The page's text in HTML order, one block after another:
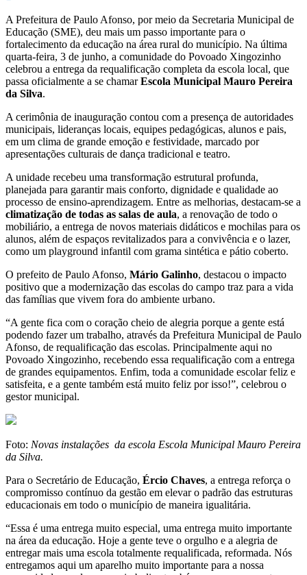
A Prefeitura de Paulo Afonso, por meio da Secretaria Municipal de
Educação (SME), deu mais um passo importante para o
fortalecimento da educação na área rural do município. Na última
quarta-feira, 3 de junho, a comunidade do Povoado Xingozinho
celebrou a entrega da requalificação completa da escola local, que
passa oficialmente a se chamarEscola Municipal Mauro Pereira
da Silva.
A cerimônia de inauguração contou com a presença de autoridades
municipais, lideranças locais, equipes pedagógicas, alunos e pais,
em um clima de grande emoção e festividade, marcado por
apresentações culturais de dança tradicional e teatro.
A unidade recebeu uma transformação estrutural profunda,
planejada para garantir mais conforto, dignidade e qualidade ao
processo de ensino-aprendizagem. Entre as melhorias, destacam-se a
climatização de todas as salas de aula, a renovação de todo o
mobiliário, a entrega de novos materiais didáticos e mochilas para os
alunos, além de espaços revitalizados para a convivência e o lazer,
como um playground infantil com grama sintética e pátio coberto.
O prefeito de Paulo Afonso, Mário Galinho, destacou o impacto
positivo que a modernização das escolas do campo traz para a vida
das famílias que vivem fora do ambiente urbano.
“A gente fica com o coração cheio de alegria porque a gente está
podendo fazer um trabalho, através da Prefeitura Municipal de Paulo
Afonso, de requalificação das escolas. Principalmente aqui no
Povoado Xingozinho, recebendo essa requalificação com a entrega
de grandes equipamentos. Enfim, toda a comunidade escolar feliz e
satisfeita, e a gente também está muito feliz por isso!”, celebrou o
gestor municipal.
Foto: Novas instalações da escola Escola Municipal Mauro Pereira
da Silva.
Para o Secretário de Educação, Ércio Chaves, a entrega reforça o
compromisso contínuo da gestão em elevar o padrão das estruturas
educacionais em todo o município de maneira igualitária.
“Essa é uma entrega muito especial, uma entrega muito importante
na área da educação. Hoje a gente teve o orgulho e a alegria de
entregar mais uma escola totalmente requalificada, reformada. Nós
entregamos aqui um aparelho muito importante para a nossa